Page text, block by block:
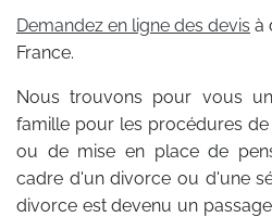
Demandez en ligne des devis à
France.
Nous trouvons pour vous
famille pour les procédures
ou de mise en place de
cadre d'un divorce ou d'une
divorce est devenu un